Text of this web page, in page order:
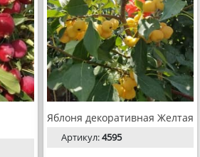
Яблоня декоративная Желтая
Артикул:4595